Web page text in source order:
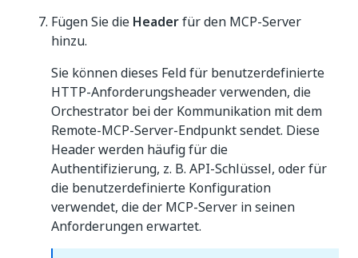
Fügen Sie die Headerfür den MCP-Server
hinzu.
Sie können dieses Feld für benutzerdefinierte
HTTP-Anforderungsheader verwenden, die
Orchestrator bei der Kommunikation mit dem
Remote-MCP-Server-Endpunkt sendet. Diese
Header werden häufig für die
Authentifizierung, z. B. API-Schlüssel, oder für
die benutzerdefinierte Konfiguration
verwendet, die der MCP-Server in seinen
Anforderungen erwartet.